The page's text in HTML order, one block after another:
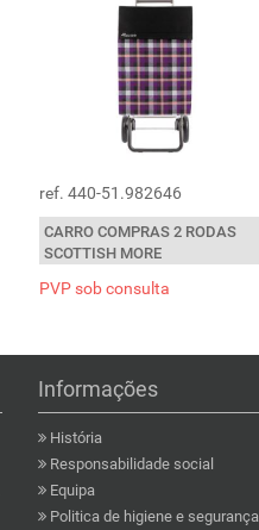
ref. 440-51.982646
CARRO COMPRAS 2 RODAS
SCOTTISH MORE
PVP sob consulta
Informações
História
Responsabilidade social
Equipa
Politica de higiene e segurança